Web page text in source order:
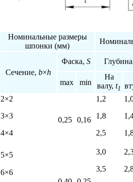
Номинальные размеры
шпонки (мм)
Сечение, b×h
Фаска, S Глубина
max min
На
валу, t1
2×2
3×3
4×4
0,25 0,16
1,2
1,8
2,5
5×5
3,0
3,5
6×6